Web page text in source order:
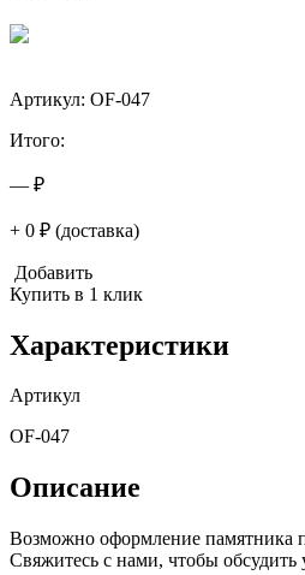
Артикул: OF-047
Итого:
— ₽
+ 0 ₽ (доставка)
Добавить
Купить в 1 клик
Характеристики
Артикул
OF-047
Описание
Возможно оформление памятника
Свяжитесь с нами, чтобы обсудить